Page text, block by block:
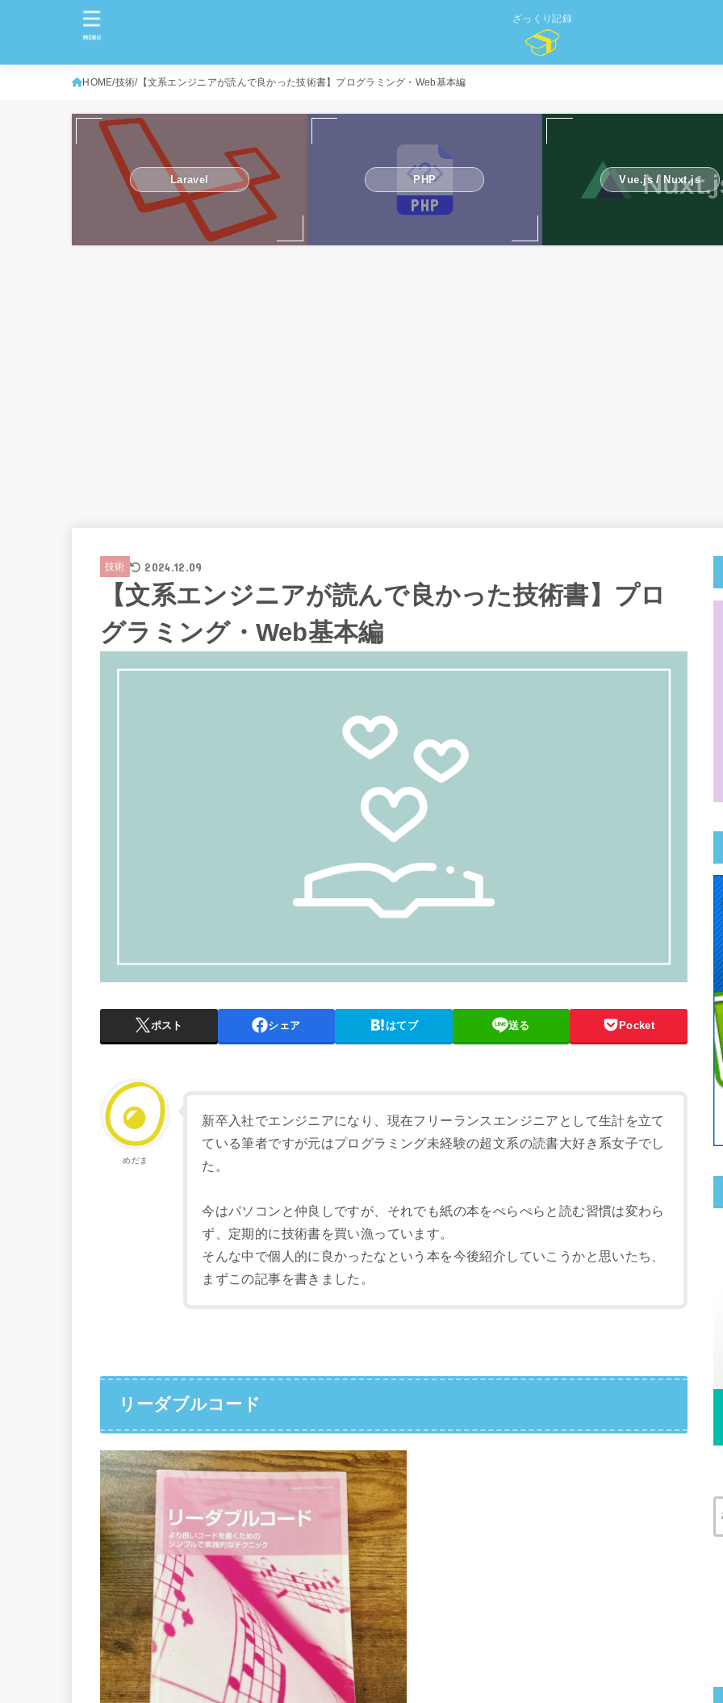
ざっくり記録
MENU
HOME 技術 【文系エンジニアが読んで良かった技術書】プログラミング・Web基本編
Laravel PHP Vue.js / Nuxt.js
技術 2024.12.09
【文系エンジニアが読んで良かった技術書】プロ
グラミング・Web基本編
ポスト シェア はてブ 送る Pocket
めだま
新卒入社でエンジニアになり、現在フリーランスエンジニアとして生計を立て
ている筆者ですが元はプログラミング未経験の超文系の読書大好き系女子でし
た。
今はパソコンと仲良しですが、それでも紙の本をぺらぺらと読む習慣は変わら
ず、定期的に技術書を買い漁っています。
そんな中で個人的に良かったなという本を今後紹介していこうかと思いたち、
まずこの記事を書きました。
リーダブルコード